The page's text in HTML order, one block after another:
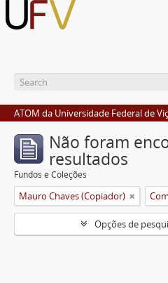
ATOM da Universidade Federal de
Não foram
resultados
Fundos e Coleções
Mauro Chaves (Copiador)
Opções de